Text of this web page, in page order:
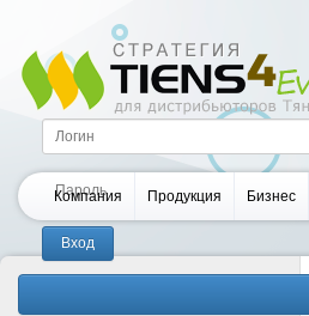
Компания Продукция Бизнес